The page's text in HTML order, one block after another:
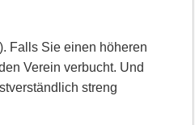
Falls Sie einen höheren
Verein verbucht. Und
streng